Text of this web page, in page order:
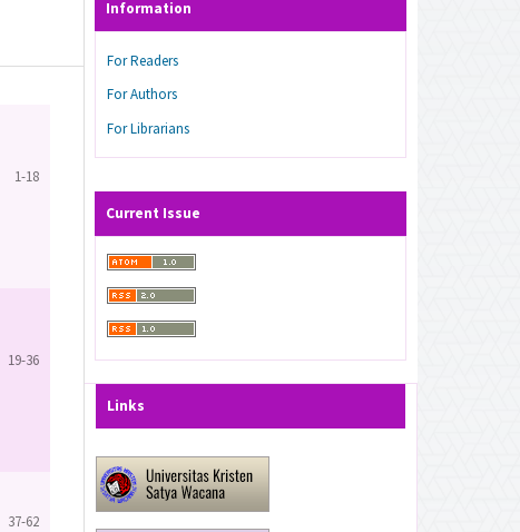
1-18
19-36
37-62
Information
For Readers
For Authors
For Librarians
Current Issue
Links